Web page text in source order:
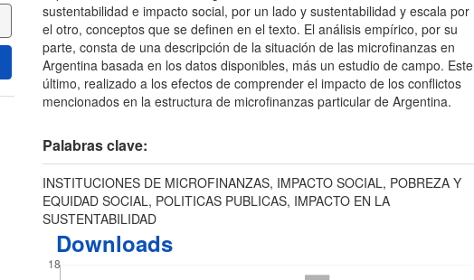
sustentabilidad e impacto social, por un lado y sustentabilidad y escala por
el otro, conceptos que se definen en el texto. El análisis empírico, por su
parte, consta de una descripción de la situación de las microfinanzas en
Argentina basada en los datos disponibles, más un estudio de campo. Este
último, realizado a los efectos de comprender el impacto de los conflictos
mencionados en la estructura de microfinanzas particular de Argentina.
Palabras clave:
INSTITUCIONES DE MICROFINANZAS, IMPACTO SOCIAL, POBREZA Y
EQUIDAD SOCIAL, POLITICAS PUBLICAS, IMPACTO EN LA
SUSTENTABILIDAD
Downloads